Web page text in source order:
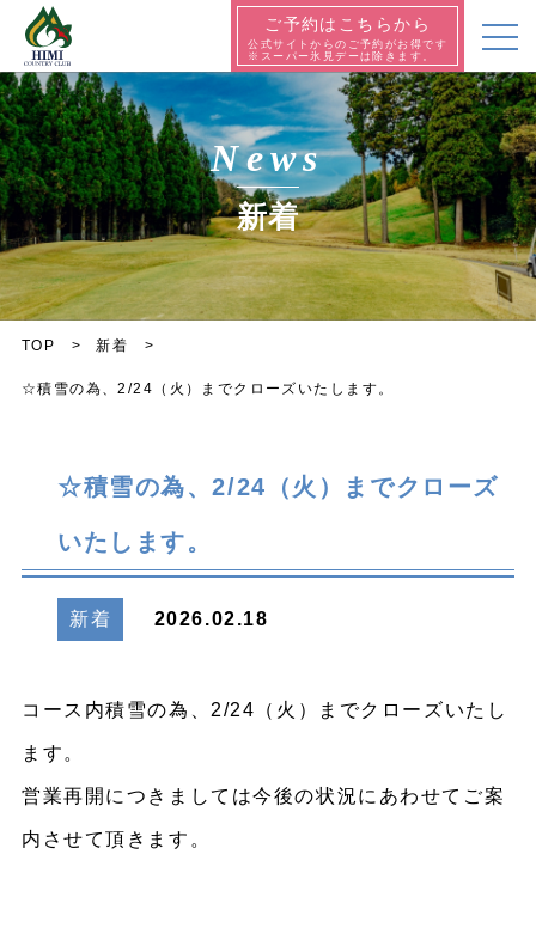
ご予約はこちらから
公式サイトからのご予約がお得です
※スーパー氷見デーは除きます。
News
新着
TOP 新着
☆積雪の為、2/24（火）までクローズいたします。
☆積雪の為、2/24（火）までクローズ
いたします。
新着 2026.02.18
コース内積雪の為、2/24（火）までクローズいたし
ます。
営業再開につきましては今後の状況にあわせてご案
内させて頂きます。